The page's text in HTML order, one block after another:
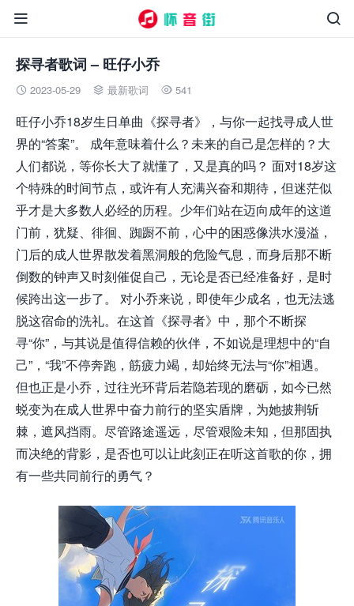


探寻者歌词 – 旺仔小乔
 2023-05-29  最新歌词  541
旺仔小乔18岁生日单曲《探寻者》，与你一起找寻成人世
界的“答案”。 成年意味着什么？未来的自己是怎样的？大
人们都说，等你长大了就懂了，又是真的吗？ 面对18岁这
个特殊的时间节点，或许有人充满兴奋和期待，但迷茫似
乎才是大多数人必经的历程。少年们站在迈向成年的这道
门前，犹疑、徘徊、踟蹰不前，心中的困惑像洪水漫溢，
门后的成人世界散发着黑洞般的危险气息，而身后那不断
倒数的钟声又时刻催促自己，无论是否已经准备好，是时
候跨出这一步了。 对小乔来说，即使年少成名，也无法逃
脱这宿命的洗礼。在这首《探寻者》中，那个不断探
寻“你”，与其说是值得信赖的伙伴，不如说是理想中的“自
己”，“我”不停奔跑，筋疲力竭，却始终无法与“你”相遇。
但也正是小乔，过往光环背后若隐若现的磨砺，如今已然
蜕变为在成人世界中奋力前行的坚实盾牌，为她披荆斩
棘，遮风挡雨。尽管路途遥远，尽管艰险未知，但那固执
而决绝的背影，是否也可以让此刻正在听这首歌的你，拥
有一些共同前行的勇气？